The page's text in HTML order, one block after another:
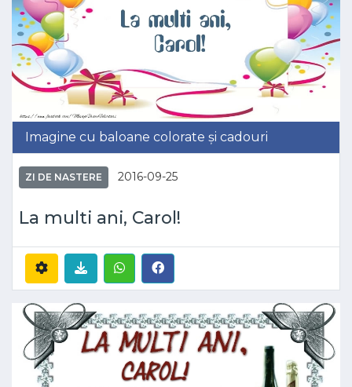
Imagine cu baloane colorate și cadouri
ZI DE NASTERE 2016-09-25
La multi ani, Carol!